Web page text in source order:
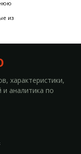
из
характеристики,
и аналитика по